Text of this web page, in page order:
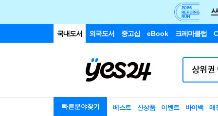
국내도서 외국도서 중고샵 eBook 크레마클럽
빠른분야찾기 베스트 신상품 이벤트 바이백 매